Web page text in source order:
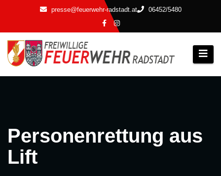
springen
presse@feuerwehr-radstadt.at 06452/5480
Personenrettung aus
Lift